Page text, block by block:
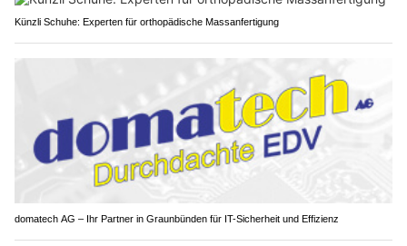
Künzli Schuhe: Experten für orthopädische Massanfertigung
domatech AG – Ihr Partner in Graunbünden für IT-Sicherheit und Effizienz